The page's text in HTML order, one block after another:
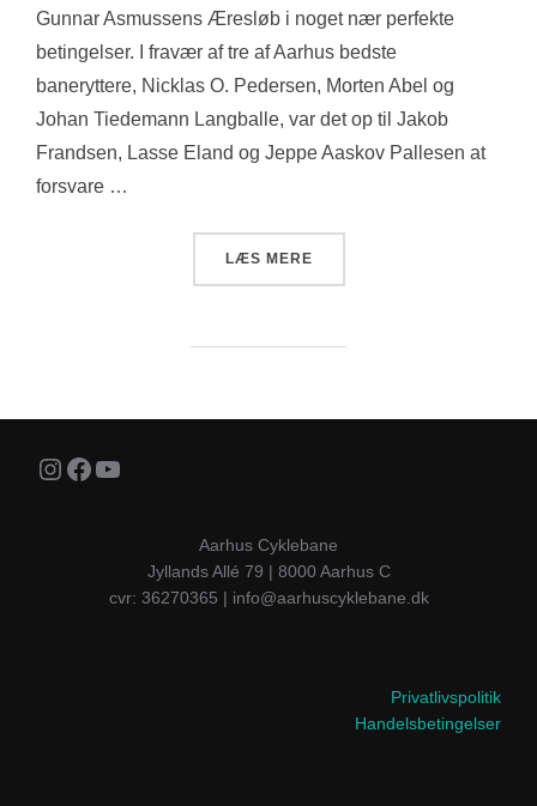
Gunnar Asmussens Æresløb i noget nær perfekte
betingelser. I fravær af tre af Aarhus bedste
baneryttere, Nicklas O. Pedersen, Morten Abel og
Johan Tiedemann Langballe, var det op til Jakob
Frandsen, Lasse Eland og Jeppe Aaskov Pallesen at
forsvare …
LÆS MERE“LASSE ELAND VINDER
Instagram
Facebook
YouTube
Aarhus Cyklebane
Jyllands Allé 79 | 8000 Aarhus C
cvr: 36270365 | info@aarhuscyklebane.dk
Privatlivspolitik
Handelsbetingelser